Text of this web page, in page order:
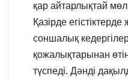
қар айтарлықтай
Қазірде
соншалық
қожалықтарынан
түспеді. Дәнді